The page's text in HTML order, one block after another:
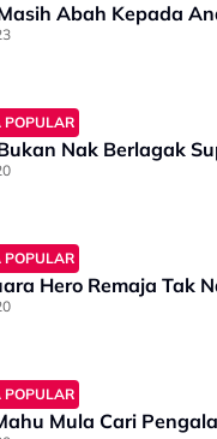
Abah Kepada
POPULAR
Nak Berlagak
POPULAR
Hero Remaja Tak
POPULAR
Mula Cari